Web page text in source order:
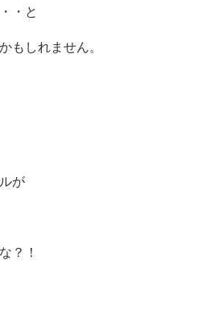
・と
もしれません。
が
？！